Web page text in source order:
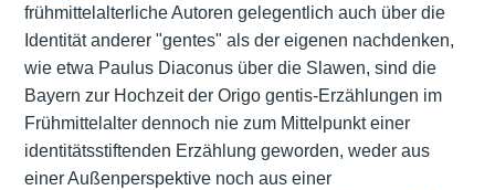
frühmittelalterliche Autoren gelegentlich auch über die
Identität anderer "gentes" als der eigenen nachdenken,
wie etwa Paulus Diaconus über die Slawen, sind die
Bayern zur Hochzeit der Origo gentis-Erzählungen im
Frühmittelalter dennoch nie zum Mittelpunkt einer
identitätsstiftenden Erzählung geworden, weder aus
einer Außenperspektive noch aus einer